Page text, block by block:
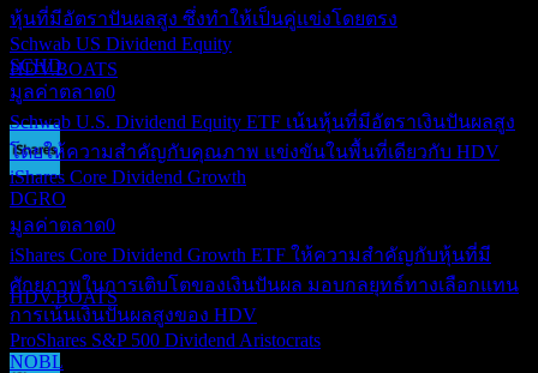
JUL 27
iShares Core High Dividend
ประมาณการ
HDV.BOATS
การจ่ายเงินปันผล
JUL 27
iShares Core High Dividend
ประมาณการ
HDV.BOATS
หุ้นที่มีอัตราปันผลสูง ซึ่งทำให้เป็นคู่แข่งโดยตรง
Schwab US Dividend Equity
SCHD
มูลค่าตลาด0
Schwab U.S. Dividend Equity ETF เน้นหุ้นที่มีอัตราเงินปันผลสูง
โดยให้ความสำคัญกับคุณภาพ แข่งขันในพื้นที่เดียวกับ HDV
iShares Core Dividend Growth
DGRO
มูลค่าตลาด0
iShares Core Dividend Growth ETF ให้ความสำคัญกับหุ้นที่มี
ศักยภาพในการเติบโตของเงินปันผล มอบกลยุทธ์ทางเลือกแทน
การเน้นเงินปันผลสูงของ HDV
ProShares S&P 500 Dividend Aristocrats
NOBL